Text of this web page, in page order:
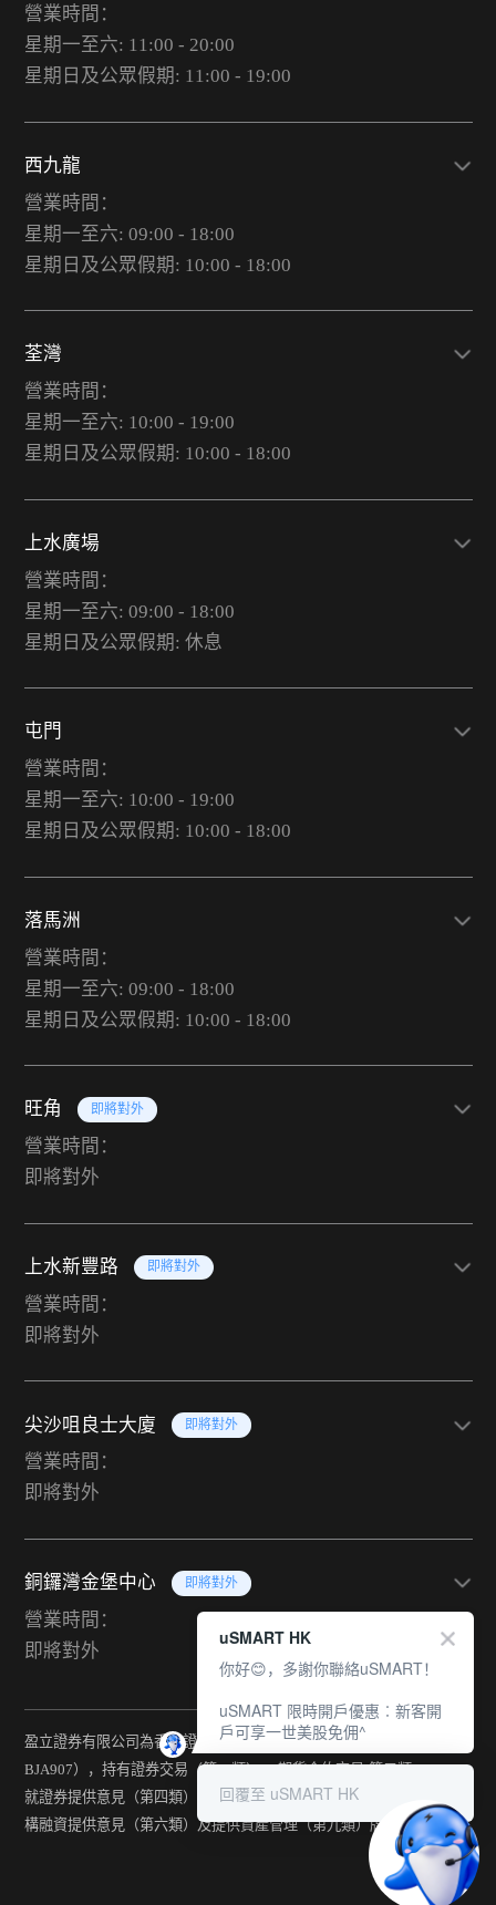
營業時間：
星期一至六: 11:00 - 20:00
星期日及公眾假期: 11:00 - 19:00
西九龍
營業時間：
星期一至六: 09:00 - 18:00
星期日及公眾假期: 10:00 - 18:00
荃灣
營業時間：
星期一至六: 10:00 - 19:00
星期日及公眾假期: 10:00 - 18:00
上水廣場
營業時間：
星期一至六: 09:00 - 18:00
星期日及公眾假期: 休息
屯門
營業時間：
星期一至六: 10:00 - 19:00
星期日及公眾假期: 10:00 - 18:00
落馬洲
營業時間：
星期一至六: 09:00 - 18:00
星期日及公眾假期: 10:00 - 18:00
旺角 即將對外
營業時間：
即將對外
上水新豐路 即將對外
營業時間：
即將對外
尖沙咀良士大廈 即將對外
營業時間：
即將對外
銅鑼灣金堡中心 即將對外
營業時間：
即將對外
盈立證券有限公司為香港證監會持牌法團（中央編號：
BJA907），持有證券交易（第一類） 、期貨合約交易(第二類) 、
就證券提供意見（第四類） 、就期貨合約提供意見(第五類) 、就機
構融資提供意見（第六類）及提供資產管理（第九類）牌照。
uSMART HK
你好😊，多謝你聯絡uSMART！
uSMART 限時開戶優惠︰新客開
戶可享一世美股免佣^
回覆至 uSMART HK